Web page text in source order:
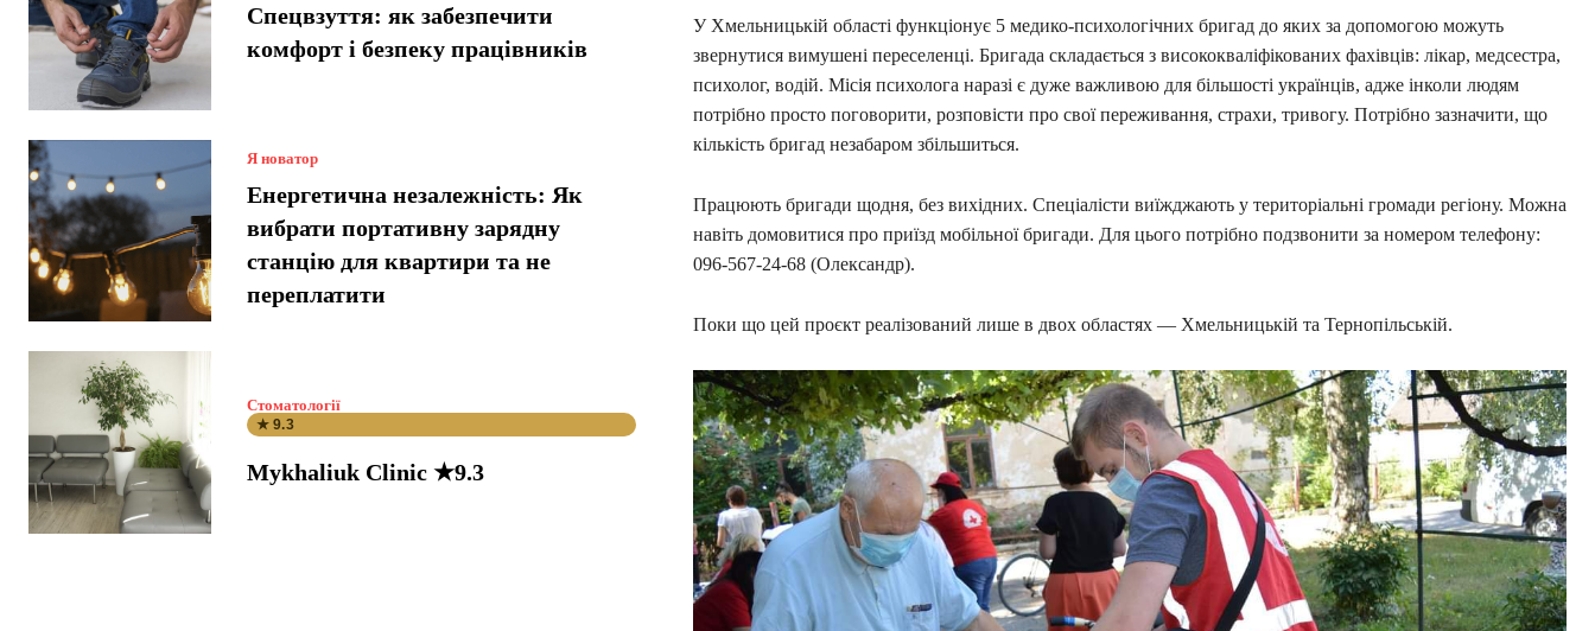
Спецвзуття: як забезпечити
комфорт і безпеку працівників
Я новатор
Енергетична незалежність: Як
вибрати портативну зарядну
станцію для квартири та не
переплатити
Стоматології
★ 9.3
Mykhaliuk Clinic ★9.3
У Хмельницькій області функціонує 5 медико-психологічних бригад до яких за допомогою можуть
звернутися вимушені переселенці. Бригада складається з висококваліфікованих фахівців: лікар, медсестра,
психолог, водій. Місія психолога наразі є дуже важливою для більшості українців, адже інколи людям
потрібно просто поговорити, розповісти про свої переживання, страхи, тривогу. Потрібно зазначити, що
кількість бригад незабаром збільшиться.
Працюють бригади щодня, без вихідних. Спеціалісти виїжджають у територіальні громади регіону. Можна
навіть домовитися про приїзд мобільної бригади. Для цього потрібно подзвонити за номером телефону:
096-567-24-68 (Олександр).
Поки що цей проєкт реалізований лише в двох областях — Хмельницькій та Тернопільській.